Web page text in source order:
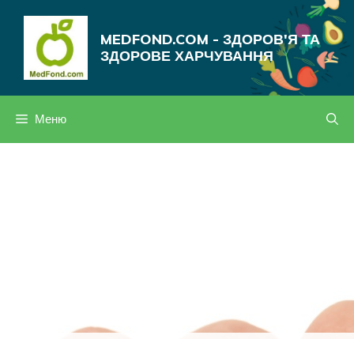
MEDFOND.COM - ЗДОРОВ'Я ТА
ЗДОРОВЕ ХАРЧУВАННЯ
Меню